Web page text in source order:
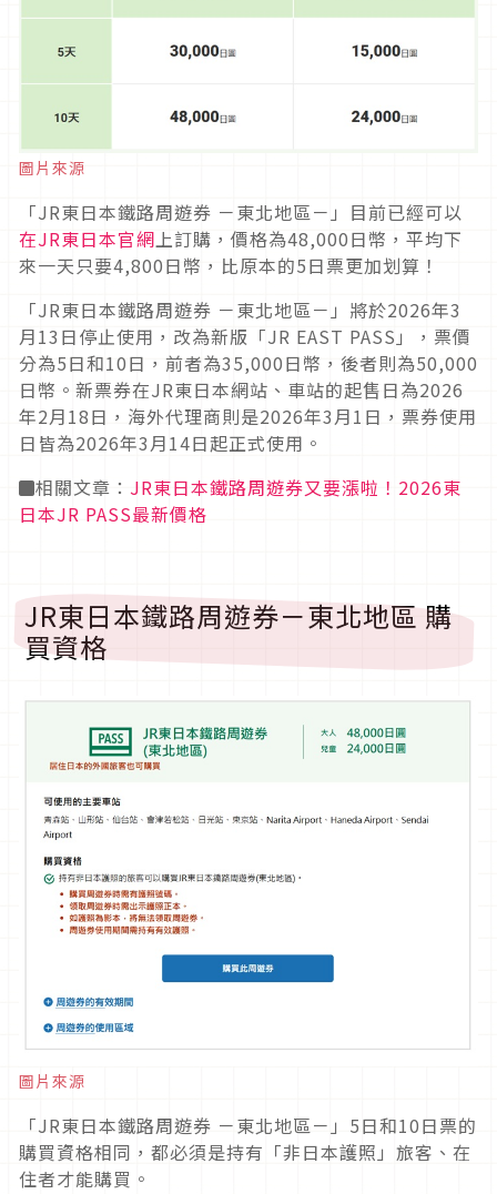
圖片來源
「JR東日本鐵路周遊券 －東北地區－」目前已經可以
在JR東日本官網上訂購，價格為48,000日幣，平均下
來一天只要4,800日幣，比原本的5日票更加划算！
「JR東日本鐵路周遊券 －東北地區－」將於2026年3
月13日停止使用，改為新版「JR EAST PASS」，票價
分為5日和10日，前者為35,000日幣，後者則為50,000
日幣。新票券在JR東日本網站、車站的起售日為2026
年2月18日，海外代理商則是2026年3月1日，票券使用
日皆為2026年3月14日起正式使用。
◼️相關文章： JR東日本鐵路周遊券又要漲啦！2026東
日本JR PASS最新價格
JR東日本鐵路周遊券－東北地區 購
買資格
圖片來源
「JR東日本鐵路周遊券 －東北地區－」5日和10日票的
購買資格相同，都必須是持有「非日本護照」旅客、在
住者才能購買。